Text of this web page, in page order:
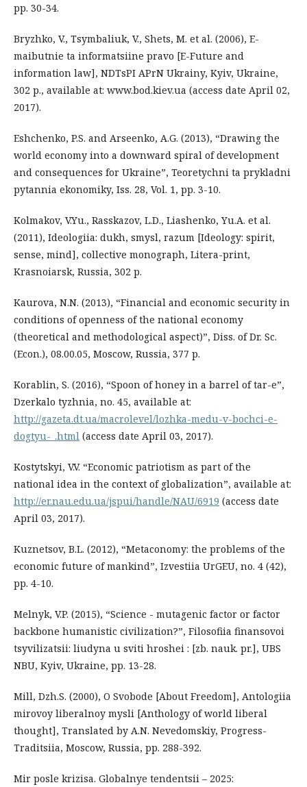
pp. 30-34.
Bryzhko, V., Tsymbaliuk, V., Shets, M. et al. (2006), E-
maibutnie ta informatsiine pravo [E-Future and
information law], NDTsPI APrN Ukrainy, Kyiv, Ukraine,
302 p., available at: www.bod.kiev.ua (access date April 02,
2017).
Eshchenko, P.S. and Arseenko, A.G. (2013), “Drawing the
world economy into a downward spiral of development
and consequences for Ukraine”, Teoretychni ta prykladni
pytannia ekonomiky, Iss. 28, Vol. 1, pp. 3-10.
Kolmakov, V.Yu., Rasskazov, L.D., Liashenko, Yu.A. et al.
(2011), Ideologiia: dukh, smysl, razum [Ideology: spirit,
sense, mind], collective monograph, Litera-print,
Krasnoiarsk, Russia, 302 p.
Kaurova, N.N. (2013), “Financial and economic security in
conditions of openness of the national economy
(theoretical and methodological aspect)”, Diss. of Dr. Sc.
(Econ.), 08.00.05, Moscow, Russia, 377 p.
Korablin, S. (2016), “Spoon of honey in a barrel of tar-e”,
Dzerkalo tyzhnia, no. 45, available at:
http://gazeta.dt.ua/macrolevel/lozhka-medu-v-bochci-e-
dogtyu-_.html (access date April 03, 2017).
Kostytskyi, V.V. “Economic patriotism as part of the
national idea in the context of globalization”, available at:
http://er.nau.edu.ua/jspui/handle/NAU/6919 (access date
April 03, 2017).
Kuznetsov, B.L. (2012), “Metaconomy: the problems of the
economic future of mankind”, Izvestiia UrGEU, no. 4 (42),
pp. 4-10.
Melnyk, V.P. (2015), “Science - mutagenic factor or factor
backbone humanistic civilization?”, Filosofiia finansovoi
tsyvilizatsii: liudyna u sviti hroshei : [zb. nauk. pr.], UBS
NBU, Kyiv, Ukraine, pp. 13-28.
Mill, Dzh.S. (2000), O Svobode [About Freedom], Antologiia
mirovoy liberalnoy mysli [Anthology of world liberal
thought], Translated by A.N. Nevedomskiy, Progress-
Traditsiia, Moscow, Russia, pp. 288-392.
Mir posle krizisa. Globalnye tendentsii – 2025: